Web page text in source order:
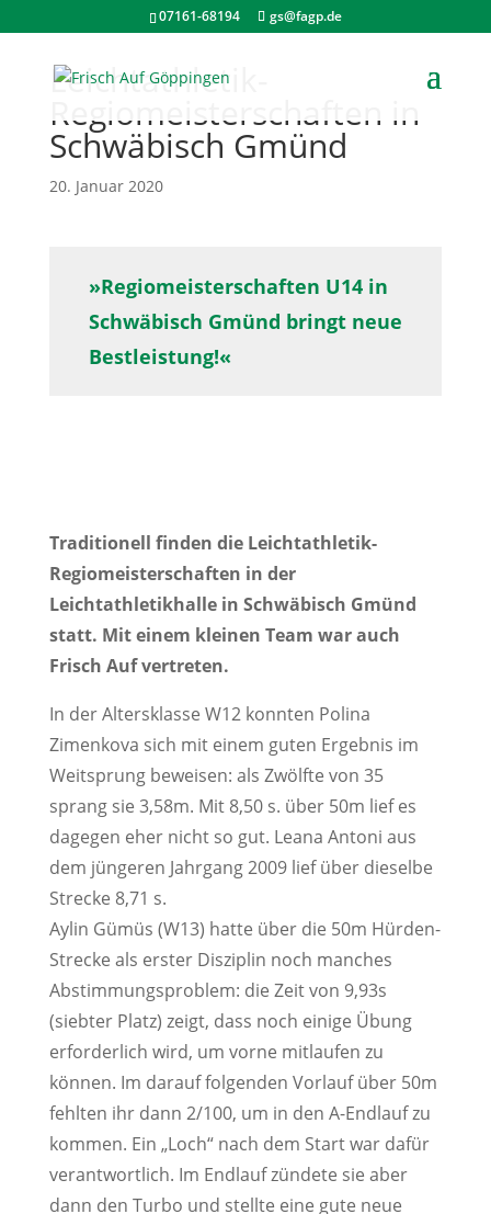
07161-68194 gs@fagp.de
Leichtathletik-
Regiomeisterschaften in
Schwäbisch Gmünd
20. Januar 2020
»Regiomeisterschaften U14 in
Schwäbisch Gmünd bringt neue
Bestleistung!«
Traditionell finden die Leichtathletik-
Regiomeisterschaften in der
Leichtathletikhalle in Schwäbisch Gmünd
statt. Mit einem kleinen Team war auch
Frisch Auf vertreten.
​In der Altersklasse W12 konnten Polina
Zimenkova sich mit einem guten Ergebnis im
Weitsprung beweisen: als Zwölfte von 35
sprang sie 3,58m. Mit 8,50 s. über 50m lief es
dagegen eher nicht so gut. Leana Antoni aus
dem jüngeren Jahrgang 2009 lief über dieselbe
Strecke 8,71 s.
Aylin Gümüs (W13) hatte über die 50m Hürden-
Strecke als erster Disziplin noch manches
Abstimmungsproblem: die Zeit von 9,93s
(siebter Platz) zeigt, dass noch einige Übung
erforderlich wird, um vorne mitlaufen zu
können. Im darauf folgenden Vorlauf über 50m
fehlten ihr dann 2/100, um in den A-Endlauf zu
kommen. Ein „Loch“ nach dem Start war dafür
verantwortlich. Im Endlauf zündete sie aber
dann den Turbo und stellte eine gute neue